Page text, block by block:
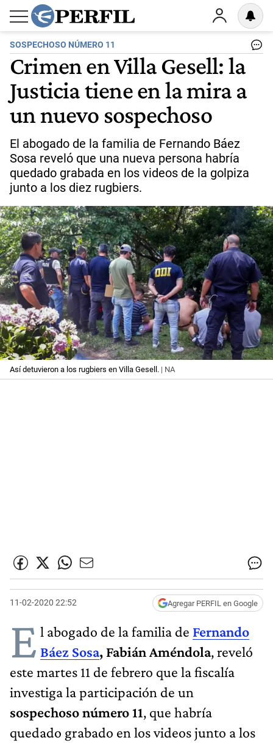
SOSPECHOSO NÚMERO 11
Crimen en Villa Gesell: la
Justicia tiene en la mira a
un nuevo sospechoso
El abogado de la familia de Fernando Báez
Sosa reveló que una nueva persona habría
quedado grabada en los videos de la golpiza
junto a los diez rugbiers.
Así detuvieron a los rugbiers en Villa Gesell. | NA
11-02-2020 22:52 Agregar PERFIL en Google
E l abogado de la familia de Fernando
Báez Sosa, Fabián Améndola, reveló
este martes 11 de febrero que la fiscalía
investiga la participación de un
sospechoso número 11, que habría
quedado grabado en los videos junto a los